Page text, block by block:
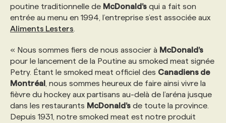
poutine traditionnelle de McDonald’s qui a fait son
entrée au menu en 1994, l’entreprise s’est associée aux
Aliments Lesters
« Nous sommes fiers de nous associer à McDonald’s
pour le lancement de la Poutine au smoked meat signée
Petry. Étant le smoked meat officiel des Canadiens de
Montréal , nous sommes heureux de faire ainsi vivre la
fièvre du hockey aux partisans au-delà de l’aréna jusque
dans les restaurants McDonald’s de toute la province.
Depuis 1931, notre smoked meat est notre produit